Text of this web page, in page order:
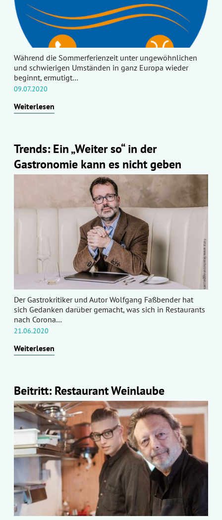
Während die Sommerferienzeit unter ungewöhnlichen
und schwierigen Umständen in ganz Europa wieder
beginnt, ermutigt…
09.07.2020
Weiterlesen
Trends: Ein „Weiter so“ in der
Gastronomie kann es nicht geben
Der Gastrokritiker und Autor Wolfgang Faßbender hat
sich Gedanken darüber gemacht, was sich in Restaurants
nach Corona…
21.06.2020
Weiterlesen
Beitritt: Restaurant Weinlaube